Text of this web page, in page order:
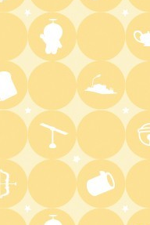
ェスナビ
のNEW